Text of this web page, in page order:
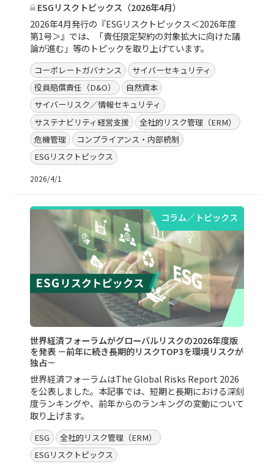
ESGリスクトピックス（2026年4月）
2026年4月発行の『ESGリスクトピックス＜2026年度
第1号＞』では、「責任限定契約の対象拡大に向けた議
論が進む」等のトピックを取り上げています。
コーポレートガバナンス
サイバーセキュリティ
役員賠償責任（D&O）
自然資本
サイバーリスク／情報セキュリティ
サステナビリティ経営支援
全社的リスク管理（ERM）
危機管理
コンプライアンス・内部統制
ESGリスクトピックス
2026/4/1
コラム／トピックス
世界経済フォーラムがグローバルリスクの2026年度版
を発表 －前年に続き長期的リスクTOP3を環境リスクが
独占－
世界経済フォーラムはThe Global Risks Report 2026
を公表しました。本記事では、短期と長期における深刻
度ランキングや、前年からのランキングの変動について
取り上げます。
ESG
全社的リスク管理（ERM）
ESGリスクトピックス